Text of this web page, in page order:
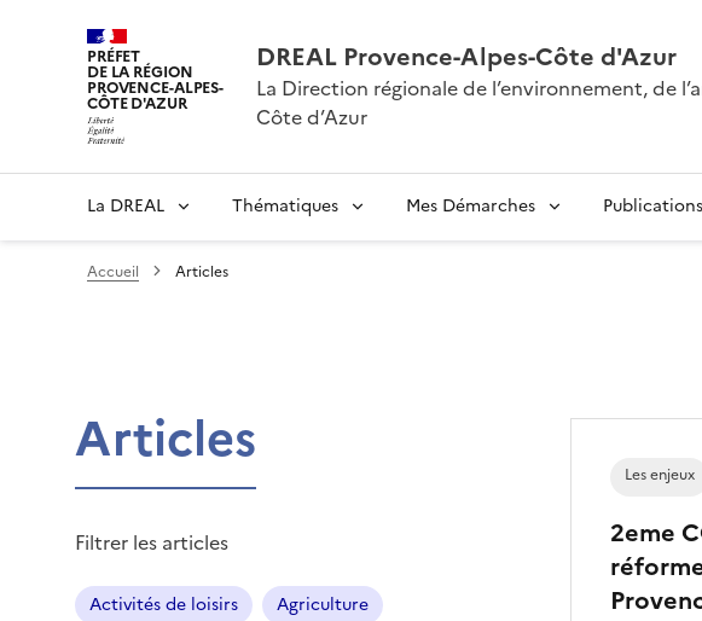
PRÉFET
DE LA RÉGION
PROVENCE-ALPES-
CÔTE D'AZUR
DREAL Provence-Alpes-Côte d'Azur
La Direction régionale de l’environnement, de
Côte d’Azur
La DREAL Thématiques Mes Démarches Publications
Accueil Articles
Articles
Filtrer les articles
Activités de loisirs Agriculture
2eme
Les enjeux